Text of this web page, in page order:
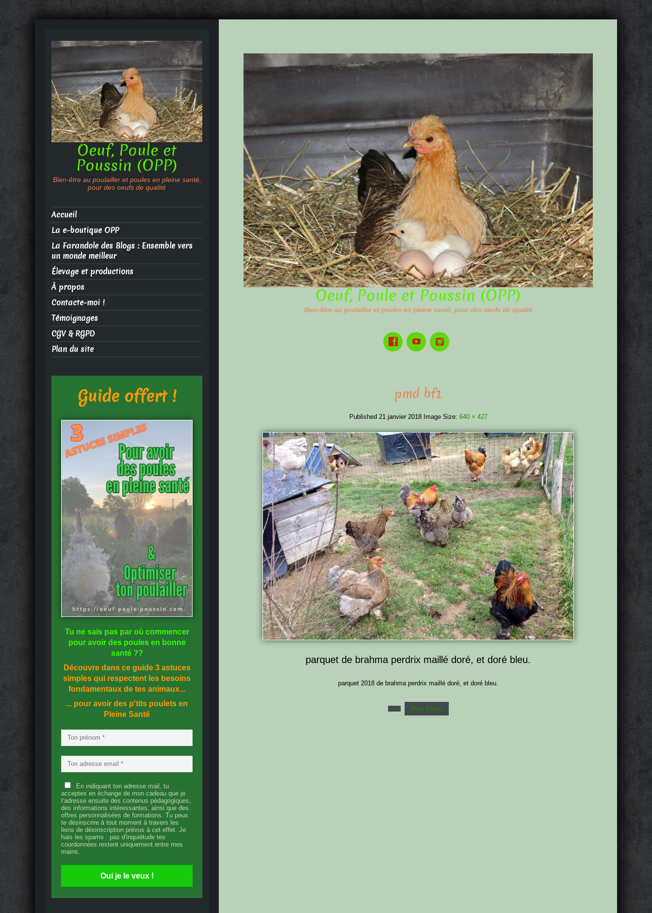
Oeuf, Poule et Poussin (OPP)
Bien-être au poulailler et poules en pleine santé, pour des oeufs de qualité
pmd bf1
Published 21 janvier 2018 Image Size: 640 × 427
parquet de brahma perdrix maillé doré, et doré bleu.
parquet 2018 de brahma perdrix maillé doré, et doré bleu.
Next Photo
Oeuf, Poule et
Poussin (OPP)
Bien-être au poulailler et poules en pleine santé,
pour des oeufs de qualité
Accueil
La e-boutique OPP
La Farandole des Blogs : Ensemble vers
un monde meilleur
Élevage et productions
À propos
Contacte-moi !
Témoignages
CGV & RGPD
Plan du site
Guide offert !
Tu ne sais pas par où commencer
pour avoir des poules en bonne
santé??
Découvre dans ce guide 3 astuces
simples qui respectent les besoins
fondamentaux de tes animaux...
... pour avoir des p'tits poulets en
Pleine Santé
En indiquant ton adresse mail, tu
acceptes en échange de mon cadeau que je
t'adresse ensuite des contenus pédagogiques,
des informations intéressantes, ainsi que des
offres personnalisées de formations. Tu peux
te désinscrire à tout moment à travers les
liens de désinscription prévus à cet effet. Je
hais les spams : pas d'inquiétude tes
coordonnées restent uniquement entre mes
mains.
Oui je le veux !